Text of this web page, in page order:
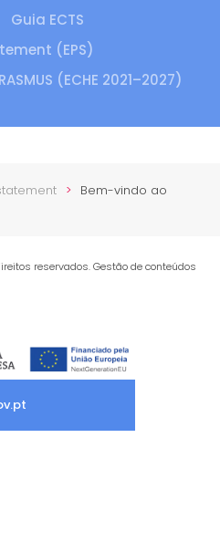
Guia ECTS
(EPS)
(ECHE 2021–2027)
Bem-vindo ao
reservados. Gestão de conteúdos